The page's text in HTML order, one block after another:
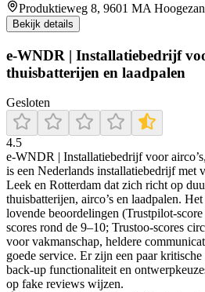
Produktieweg 8, 9601 MA
Bekijk details
e-WNDR | Installatiebedrijf
thuisbatterijen en laadpalen
Gesloten
4.5
e‑WNDR | Installatiebedrijf voor
is een Nederlands installatiebedrijf met
Leek en Rotterdam dat zich richt op
thuisbatterijen, airco’s en laadpalen.
lovende beoordelingen (Trustpilot-
scores rond de 9–10; Trustoo-scores
voor vakmanschap, heldere
goede service. Er zijn een paar
back-up functionaliteit en
op fake reviews wijzen.